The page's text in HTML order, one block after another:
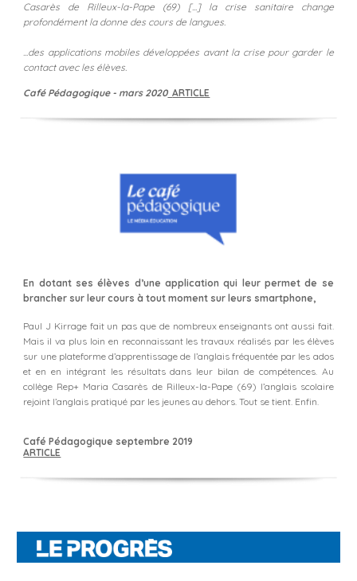
Casarès de Rilleux-la-Pape (69) [...] la crise sanitaire change
profondément la donne des cours de langues.
...des applications mobiles développées avant la crise pour garder le
contact avec les élèves.
Café Pédagogique - mars 2020 ARTICLE
En dotant ses élèves d’une application qui leur permet de se
brancher sur leur cours à tout moment sur leurs smartphone,
Paul J Kirrage fait un pas que de nombreux enseignants ont aussi fait.
Mais il va plus loin en reconnaissant les travaux réalisés par les élèves
sur une plateforme d’apprentissage de l’anglais fréquentée par les ados
et en en intégrant les résultats dans leur bilan de compétences. Au
collège Rep+ Maria Casarès de Rilleux-la-Pape (69) l’anglais scolaire
rejoint l’anglais pratiqué par les jeunes au dehors. Tout se tient. Enfin.
Café Pédagogique septembre 2019
ARTICLE